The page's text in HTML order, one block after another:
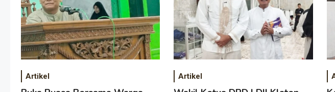
Artikel Artikel